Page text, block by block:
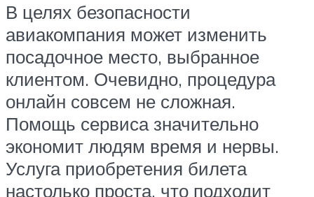
В целях безопасности
авиакомпания может изменить
посадочное место, выбранное
клиентом. Очевидно, процедура
онлайн совсем не сложная.
Помощь сервиса значительно
экономит людям время и нервы.
Услуга приобретения билета
настолько проста, что подходит